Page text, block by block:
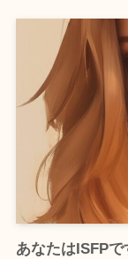
あなたはISFPで